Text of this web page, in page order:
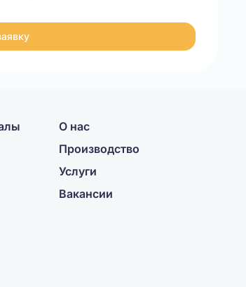
О нас
Производство
Услуги
Вакансии